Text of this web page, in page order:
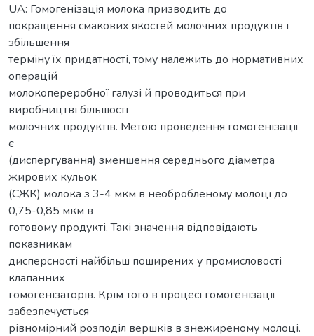
UA: Гомогенізація молока призводить до
покращення смакових якостей молочних продуктів і
збільшення
терміну їх придатності, тому належить до нормативних
операцій
молокопереробної галузі й проводиться при
виробництві більшості
молочних продуктів. Метою проведення гомогенізації
є
(диспергування) зменшення середнього діаметра
жирових кульок
(СЖК) молока з 3-4 мкм в необробленому молоці до
0,75-0,85 мкм в
готовому продукті. Такі значення відповідають
показникам
дисперсності найбільш поширених у промисловості
клапанних
гомогенізаторів. Крім того в процесі гомогенізації
забезпечується
рівномірний розподіл вершків в знежиреному молоці.